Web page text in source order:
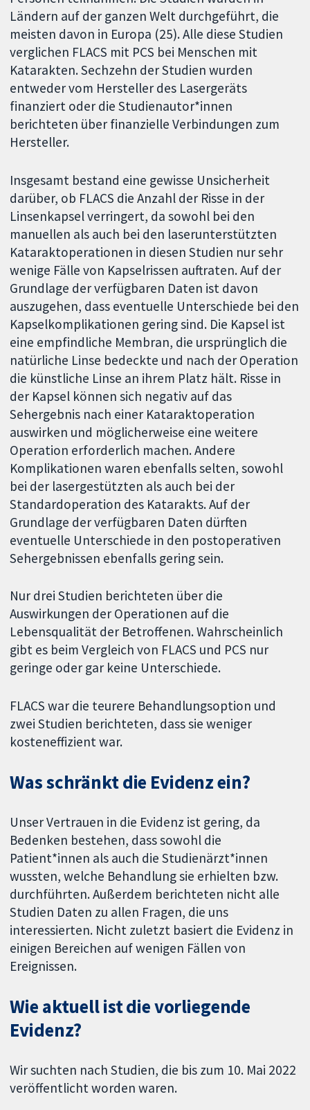
Ländern auf der ganzen Welt durchgeführt, die
meisten davon in Europa (25). Alle diese Studien
verglichen FLACS mit PCS bei Menschen mit
Katarakten. Sechzehn der Studien wurden
entweder vom Hersteller des Lasergeräts
finanziert oder die Studienautor*innen
berichteten über finanzielle Verbindungen zum
Hersteller.
Insgesamt bestand eine gewisse Unsicherheit
darüber, ob FLACS die Anzahl der Risse in der
Linsenkapsel verringert, da sowohl bei den
manuellen als auch bei den laserunterstützten
Kataraktoperationen in diesen Studien nur sehr
wenige Fälle von Kapselrissen auftraten. Auf der
Grundlage der verfügbaren Daten ist davon
auszugehen, dass eventuelle Unterschiede bei den
Kapselkomplikationen gering sind. Die Kapsel ist
eine empfindliche Membran, die ursprünglich die
natürliche Linse bedeckte und nach der Operation
die künstliche Linse an ihrem Platz hält. Risse in
der Kapsel können sich negativ auf das
Sehergebnis nach einer Kataraktoperation
auswirken und möglicherweise eine weitere
Operation erforderlich machen. Andere
Komplikationen waren ebenfalls selten, sowohl
bei der lasergestützten als auch bei der
Standardoperation des Katarakts. Auf der
Grundlage der verfügbaren Daten dürften
eventuelle Unterschiede in den postoperativen
Sehergebnissen ebenfalls gering sein.
Nur drei Studien berichteten über die
Auswirkungen der Operationen auf die
Lebensqualität der Betroffenen. Wahrscheinlich
gibt es beim Vergleich von FLACS und PCS nur
geringe oder gar keine Unterschiede.
FLACS war die teurere Behandlungsoption und
zwei Studien berichteten, dass sie weniger
kosteneffizient war.
Was schränkt die Evidenz ein?
Unser Vertrauen in die Evidenz ist gering, da
Bedenken bestehen, dass sowohl die
Patient*innen als auch die Studienärzt*innen
wussten, welche Behandlung sie erhielten bzw.
durchführten. Außerdem berichteten nicht alle
Studien Daten zu allen Fragen, die uns
interessierten. Nicht zuletzt basiert die Evidenz in
einigen Bereichen auf wenigen Fällen von
Ereignissen.
Wie aktuell ist die vorliegende
Evidenz?
Wir suchten nach Studien, die bis zum 10. Mai 2022
veröffentlicht worden waren.